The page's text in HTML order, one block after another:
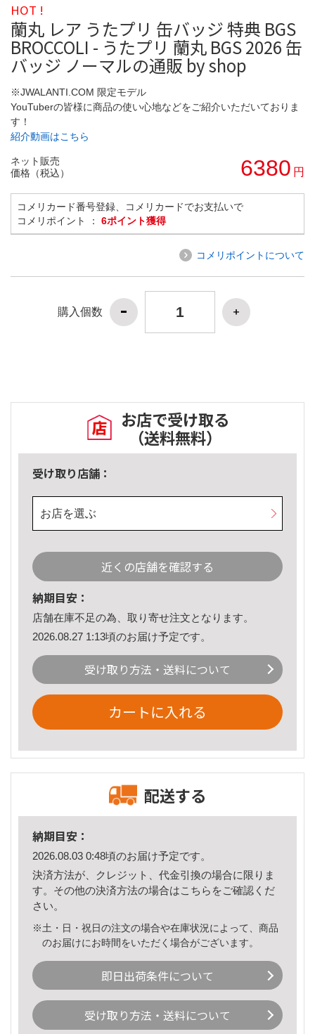
HOT !
蘭丸 レア うたプリ 缶バッジ 特典 BGS
BROCCOLI - うたプリ 蘭丸 BGS 2026 缶
バッジ ノーマルの通販 by shop
※JWALANTI.COM 限定モデル
YouTuberの皆様に商品の使い心地などをご紹介いただいておりま
す！
紹介動画はこちら
ネット販売
価格（税込）
6380 円
コメリカード番号登録、コメリカードでお支払いで
コメリポイント ： 6ポイント獲得
コメリポイントについて
購入個数
お店で受け取る
（送料無料）
受け取り店舗：
お店を選ぶ
近くの店舗を確認する
納期目安：
店舗在庫不足の為、取り寄せ注文となります。
2026.08.27 1:13頃のお届け予定です。
受け取り方法・送料について
カートに入れる
配送する
納期目安：
2026.08.03 0:48頃のお届け予定です。
決済方法が、クレジット、代金引換の場合に限りま
す。その他の決済方法の場合はこちら をご確認くだ
さい。
※土・日・祝日の注文の場合や在庫状況によって、商品
のお届けにお時間をいただく場合がございます。
即日出荷条件について
受け取り方法・送料について